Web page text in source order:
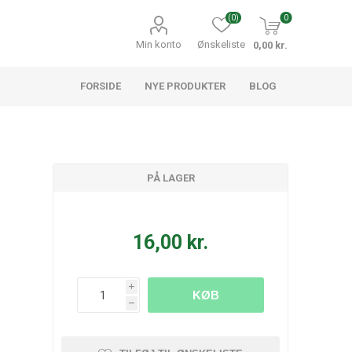
Min konto Ønskeliste
(0) 0
0,00 kr.
FORSIDE NYE PRODUKTER BLOG
PÅ LAGER
16,00 kr.
i
h
KØB